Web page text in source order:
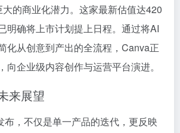
的商业化潜力。这家最新估值达420
明确将上市计划提上日程。通过将AI
化从创意到产出的全流程，Canva正
向企业级内容创作与运营平台演进。
来展望
布，不仅是单一产品的迭代，更反映